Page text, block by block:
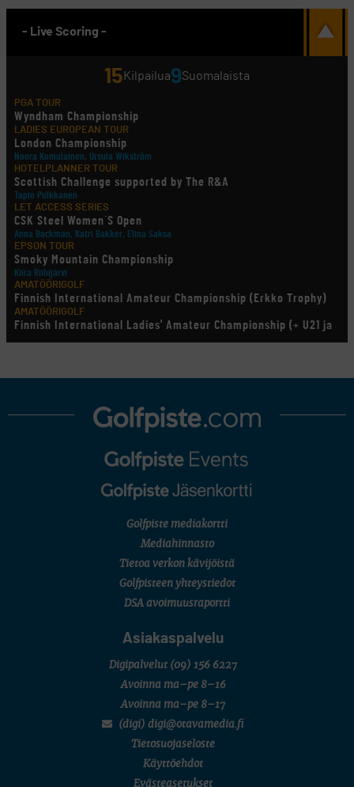
- Live Scoring -
15 Kilpailua9Suomalaista
PGA TOUR
Wyndham Championship
LADIES EUROPEAN TOUR
London Championship
Noora Komulainen, Ursula Wikström
HOTELPLANNER TOUR
Scottish Challenge supported by The R&A
Tapio Pulkkanen
LET ACCESS SERIES
CSK Steel Women´S Open
Anna Backman, Katri Bakker, Elina Saksa
EPSON TOUR
Smoky Mountain Championship
Kiira Riihijärvi
AMATÖÖRIGOLF
Finnish International Amateur Championship (Erkko Trophy)
AMATÖÖRIGOLF
Finnish International Ladies' Amateur Championship (+ U21 ja
U18/FJT/Aulanko)
LEGENDS TOUR
U.S. Women's Amateur Championship
Eeli Krankka, Lionel Mutikainen
7 (U18 ja U21/pojat/Tahko)
6 (Archipelagia Golf)
Golfpiste mediakortti
Mediahinnasto
Tietoa verkon kävijöistä
Golfpisteen yhteystiedot
DSA avoimuusraportti
Asiakaspalvelu
Digipalvelut (09) 156 6227
Avoinna ma–pe 8–16
Avoinna ma–pe 8–17
(digi) digi@otavamedia.fi
Tietosuojaseloste
Käyttöehdot
Evästeasetukset